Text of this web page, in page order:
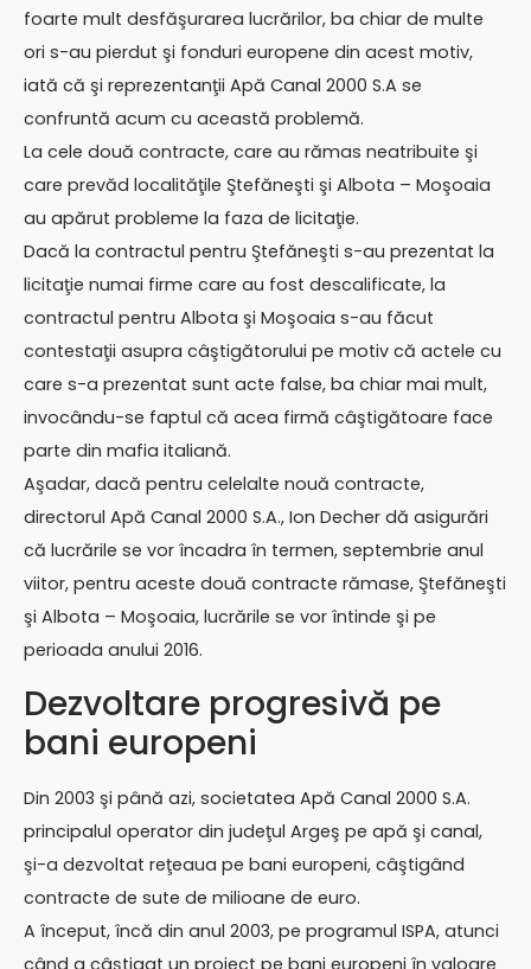
foarte mult desfăşurarea lucrărilor, ba chiar de multe
ori s-au pierdut şi fonduri europene din acest motiv,
iată că şi reprezentanţii Apă Canal 2000 S.A se
confruntă acum cu această problemă.
La cele două contracte, care au rămas neatribuite şi
care prevăd localităţile Ştefăneşti şi Albota – Moşoaia
au apărut probleme la faza de licitaţie.
Dacă la contractul pentru Ştefăneşti s-au prezentat la
licitaţie numai firme care au fost descalificate, la
contractul pentru Albota şi Moşoaia s-au făcut
contestaţii asupra câştigătorului pe motiv că actele cu
care s-a prezentat sunt acte false, ba chiar mai mult,
invocându-se faptul că acea firmă câştigătoare face
parte din mafia italiană.
Aşadar, dacă pentru celelalte nouă contracte,
directorul Apă Canal 2000 S.A., Ion Decher dă asigurări
că lucrările se vor încadra în termen, septembrie anul
viitor, pentru aceste două contracte rămase, Ştefăneşti
şi Albota – Moşoaia, lucrările se vor întinde şi pe
perioada anului 2016.
Dezvoltare progresivă pe
bani europeni
Din 2003 şi până azi, societatea Apă Canal 2000 S.A.
principalul operator din judeţul Argeş pe apă şi canal,
şi-a dezvoltat reţeaua pe bani europeni, câştigând
contracte de sute de milioane de euro.
A început, încă din anul 2003, pe programul ISPA, atunci
când a câştigat un proiect pe bani europeni în valoare